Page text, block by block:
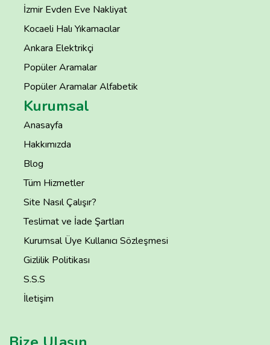
İzmir Evden Eve Nakliyat
Kocaeli Halı Yıkamacılar
Ankara Elektrikçi
Popüler Aramalar
Popüler Aramalar Alfabetik
Kurumsal
Anasayfa
Hakkımızda
Blog
Tüm Hizmetler
Site Nasıl Çalışır?
Teslimat ve İade Şartları
Kurumsal Üye Kullanıcı Sözleşmesi
Gizlilik Politikası
S.S.S
İletişim